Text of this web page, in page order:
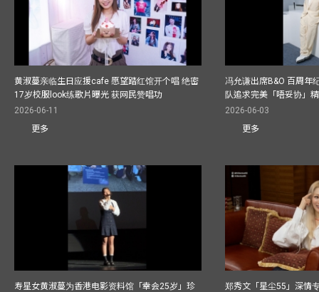
黄淑蔓亲临生日应援cafe 愿望踏红馆开个唱 绝密
17岁校服look练歌片曝光 获网民赞唱功
2026-06-11
更多
冯允谦出席B&O 百周年
队追求完美「唔妥协」
2026-06-03
更多
寿星女黄淑蔓为香港电影资料馆「幸会25岁」珍
郑秀文「星尘55」深情